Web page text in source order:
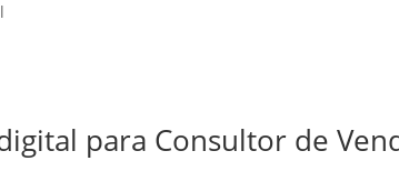
para Consultor de